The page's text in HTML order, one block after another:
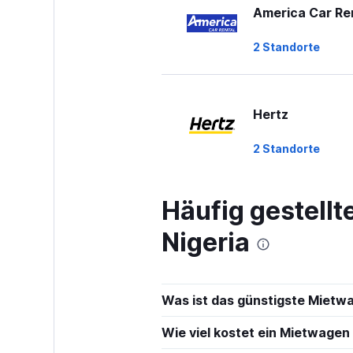
America Car
2 Standorte
Hertz
2 Standorte
keddy by
1 Standort
Europcar
Häufig
Nigeria
Was ist das günstigste
Wie viel kostet ein